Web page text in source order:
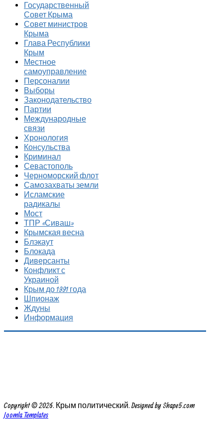
Государственный
Совет Крыма
Совет министров
Крыма
Глава Республики
Крым
Местное
самоуправление
Персоналии
Выборы
Законодательство
Партии
Международные
связи
Хронология
Консульства
Криминал
Севастополь
Черноморский флот
Самозахваты земли
Исламские
радикалы
Мост
ТПР «Сиваш»
Крымская весна
Блэкаут
Блокада
Диверсанты
Конфликт с
Украиной
Крым до 1991 года
Шпионаж
Ждуны
Информация
Copyright © 2026. Крым политический. Designed by Shape5.com
Joomla Templates